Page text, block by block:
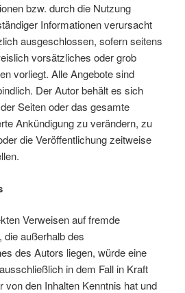
bzw. durch die Nutzung
Informationen verursacht
ausgeschlossen, sofern seitens
vorsätzliches oder grob
vorliegt. Alle Angebote sind
Der Autor behält es sich
Seiten oder das gesamte
Ankündigung zu verändern, zu
die Veröffentlichung zeitweise
Verweisen auf fremde
die außerhalb des
des Autors liegen, würde eine
in dem Fall in Kraft
von den Inhalten Kenntnis hat und